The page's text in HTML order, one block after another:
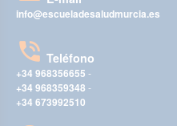
info@escueladesaludmurcia.es
Teléfono
+34 968356655 -
+34 968359348 -
+34 673992510